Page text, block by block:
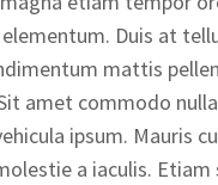
Duis at
mattis
amet commodo
ipsum. Mauris
a iaculis. Etiam